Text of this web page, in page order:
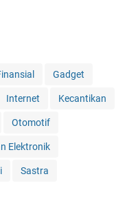
Gadget
Internet Kecantikan
Otomotif
Elektronik
Sastra